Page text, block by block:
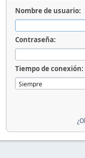
Nombre de usuario:
Contraseña:
Tiempo de conexión: